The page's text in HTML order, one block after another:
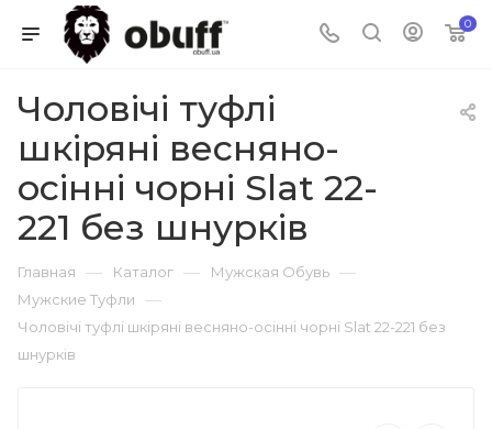
0
Чоловічі туфлі
шкіряні весняно-
осінні чорні Slat 22-
221 без шнурків
Главная — Каталог — Мужская Обувь —
Мужские Туфли —
Чоловічі туфлі шкіряні весняно-осінні чорні Slat 22-221 без
шнурків